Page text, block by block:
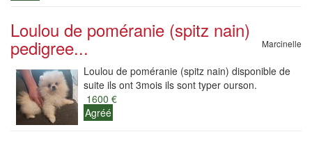
Loulou de poméranie (spitz nain)
pedigree... Marcinelle
Loulou de poméranie (spitz nain) disponible de
suite ils ont 3mois ils sont typer ourson.
1600 €
Agréé